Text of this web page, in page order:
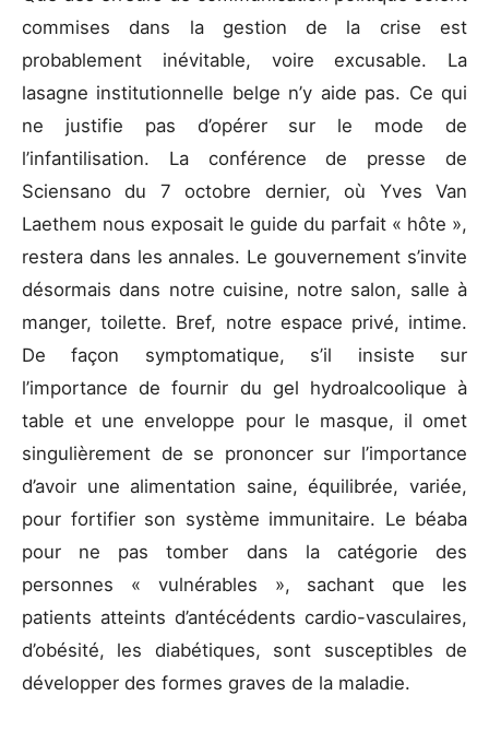
commises dans la gestion de la crise est
probablement inévitable, voire excusable. La
lasagne institutionnelle belge n’y aide pas. Ce qui
ne justifie pas d’opérer sur le mode de
l’infantilisation. La conférence de presse de
Sciensano du 7 octobre dernier, où Yves Van
Laethem nous exposait le guide du parfait « hôte »,
restera dans les annales. Le gouvernement s’invite
désormais dans notre cuisine, notre salon, salle à
manger, toilette. Bref, notre espace privé, intime.
De façon symptomatique, s’il insiste sur
l’importance de fournir du gel hydroalcoolique à
table et une enveloppe pour le masque, il omet
singulièrement de se prononcer sur l’importance
d’avoir une alimentation saine, équilibrée, variée,
pour fortifier son système immunitaire. Le béaba
pour ne pas tomber dans la catégorie des
personnes « vulnérables », sachant que les
patients atteints d’antécédents cardio-vasculaires,
d’obésité, les diabétiques, sont susceptibles de
développer des formes graves de la maladie.